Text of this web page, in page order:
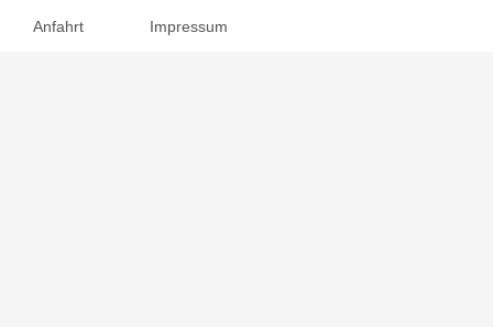
Anfahrt Impressum